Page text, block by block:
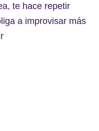
te hace repetir
a improvisar más